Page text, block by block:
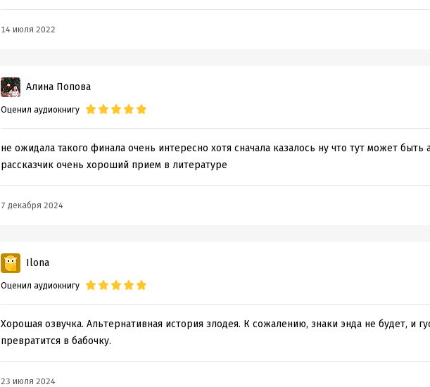
Дата написания:
Дата поступления: 9 июля 2026
14 июля 2022
Алина Попова
Оценил аудиокнигу
не ожидала такого финала очень интересно хотя сначала казалось ну что тут может
рассказчик очень хороший прием в литературе
7 декабря 2024
Ilona
Оценил аудиокнигу
Хорошая озвучка. Альтернативная история злодея. К сожалению, знаки энда не будет, и
превратится в бабочку.
23 июля 2024